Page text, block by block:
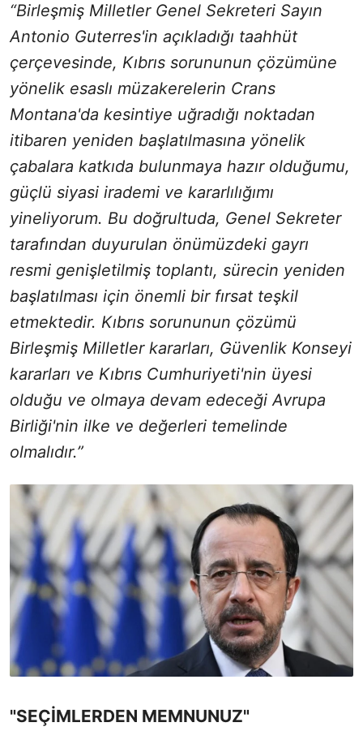
“Birleşmiş Milletler Genel Sekreteri Sayın
Antonio Guterres'in açıkladığı taahhüt
çerçevesinde, Kıbrıs sorununun çözümüne
yönelik esaslı müzakerelerin Crans
Montana'da kesintiye uğradığı noktadan
itibaren yeniden başlatılmasına yönelik
çabalara katkıda bulunmaya hazır olduğumu,
güçlü siyasi irademi ve kararlılığımı
yineliyorum. Bu doğrultuda, Genel Sekreter
tarafından duyurulan önümüzdeki gayrı
resmi genişletilmiş toplantı, sürecin yeniden
başlatılması için önemli bir fırsat teşkil
etmektedir. Kıbrıs sorununun çözümü
Birleşmiş Milletler kararları, Güvenlik Konseyi
kararları ve Kıbrıs Cumhuriyeti'nin üyesi
olduğu ve olmaya devam edeceği Avrupa
Birliği'nin ilke ve değerleri temelinde
olmalıdır.”
"SEÇİMLERDEN MEMNUNUZ"